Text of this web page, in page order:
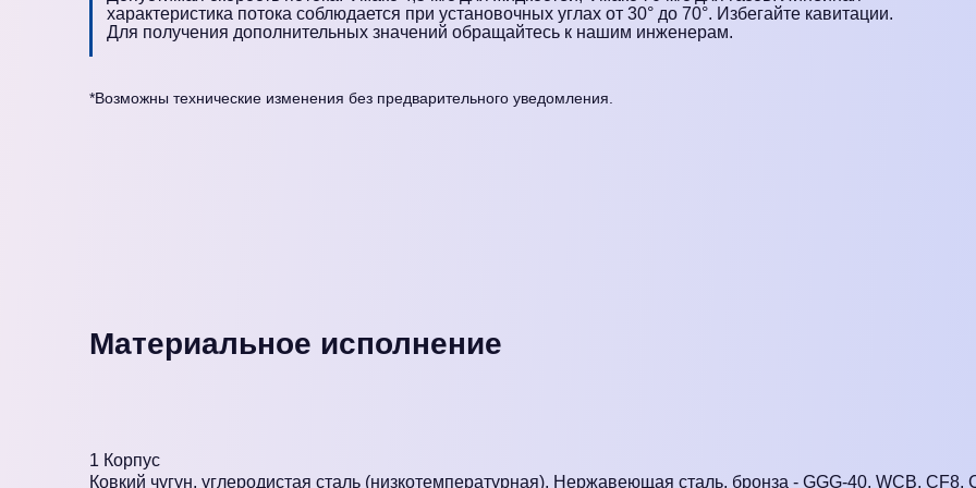
характеристика потока соблюдается при установочных углах от 30° до 70°. Избегайте кавитации.
Для получения дополнительных значений обращайтесь к нашим инженерам.
*Возможны технические изменения без предварительного уведомления.
Материальное исполнение
1 Корпус
Ковкий чугун, углеродистая сталь (низкотемпературная), Нержавеющая сталь, бронза - GGG-40, WCB, CF8,